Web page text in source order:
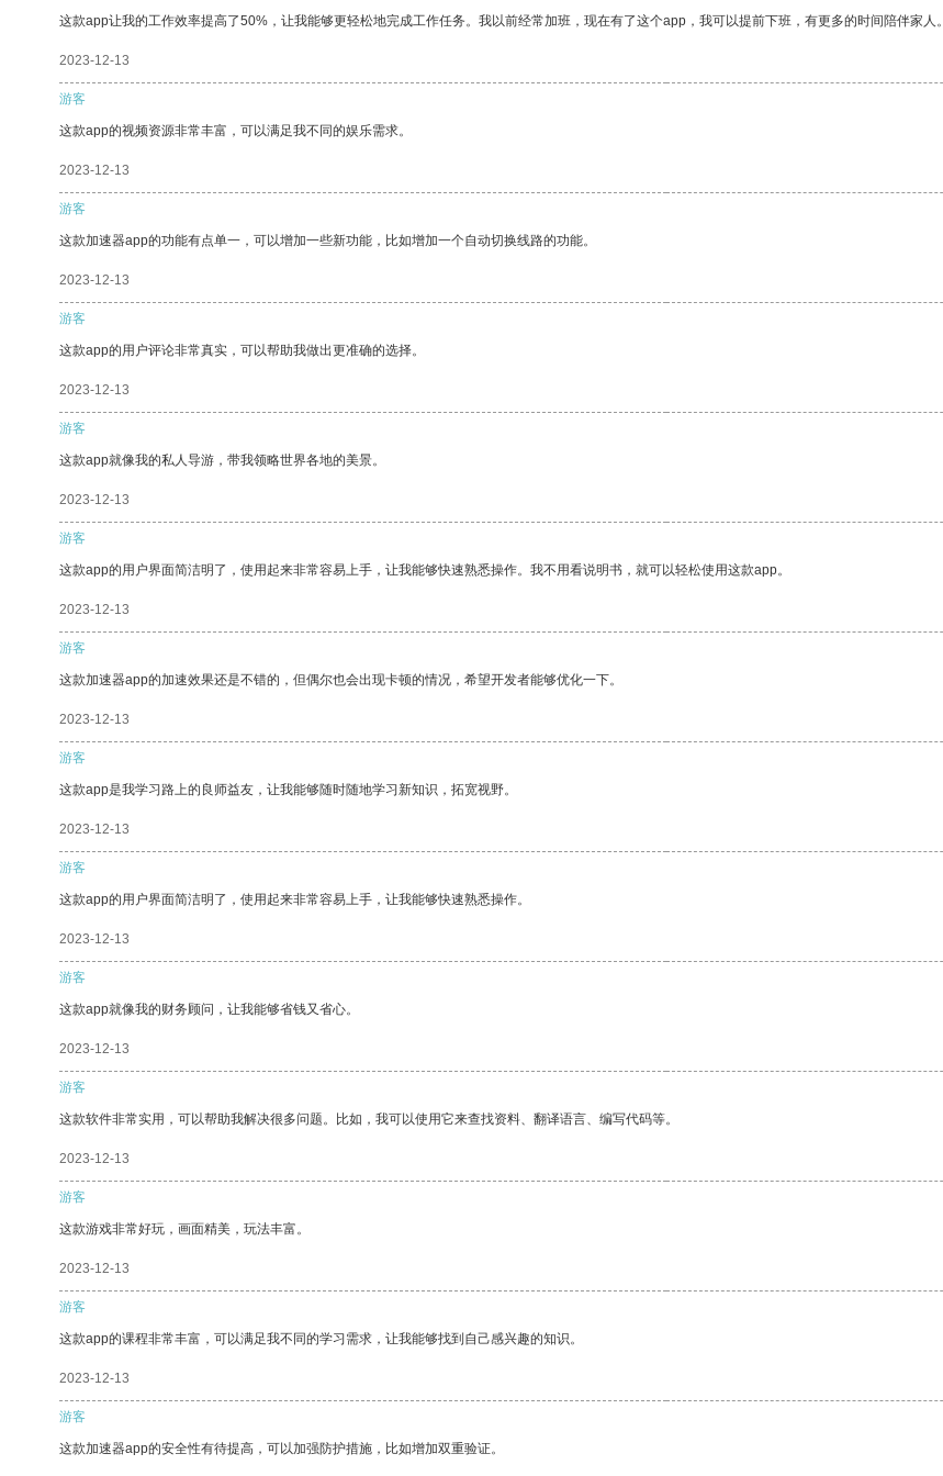
这款app让我的工作效率提高了50%，让我能够更轻松地完成工作任务。我以前经常加班，现在有了这个app，我可以提前下班，有更多的时间陪伴家人。
2023-12-13
游客
这款app的视频资源非常丰富，可以满足我不同的娱乐需求。
2023-12-13
游客
这款加速器app的功能有点单一，可以增加一些新功能，比如增加一个自动切换线路的功能。
2023-12-13
游客
这款app的用户评论非常真实，可以帮助我做出更准确的选择。
2023-12-13
游客
这款app就像我的私人导游，带我领略世界各地的美景。
2023-12-13
游客
这款app的用户界面简洁明了，使用起来非常容易上手，让我能够快速熟悉操作。我不用看说明书，就可以轻松使用这款app。
2023-12-13
游客
这款加速器app的加速效果还是不错的，但偶尔也会出现卡顿的情况，希望开发者能够优化一下。
2023-12-13
游客
这款app是我学习路上的良师益友，让我能够随时随地学习新知识，拓宽视野。
2023-12-13
游客
这款app的用户界面简洁明了，使用起来非常容易上手，让我能够快速熟悉操作。
2023-12-13
游客
这款app就像我的财务顾问，让我能够省钱又省心。
2023-12-13
游客
这款软件非常实用，可以帮助我解决很多问题。比如，我可以使用它来查找资料、翻译语言、编写代码等。
2023-12-13
游客
这款游戏非常好玩，画面精美，玩法丰富。
2023-12-13
游客
这款app的课程非常丰富，可以满足我不同的学习需求，让我能够找到自己感兴趣的知识。
2023-12-13
游客
这款加速器app的安全性有待提高，可以加强防护措施，比如增加双重验证。